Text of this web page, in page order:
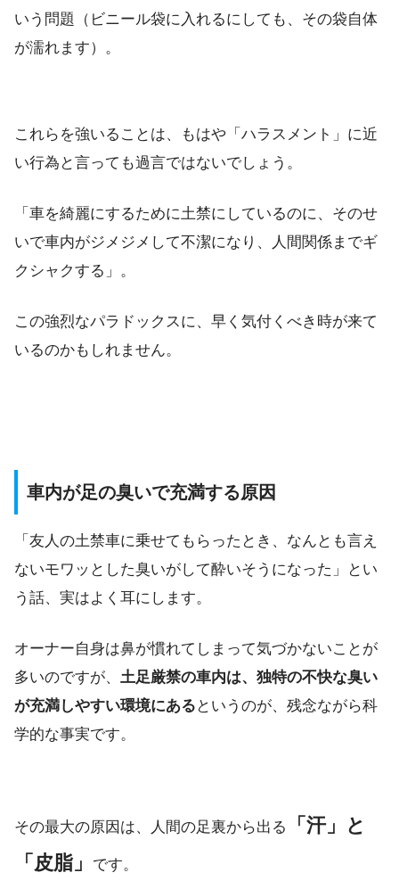
いう問題（ビニール袋に入れるにしても、その袋自体
が濡れます）。
これらを強いることは、もはや「ハラスメント」に近
い行為と言っても過言ではないでしょう。
「車を綺麗にするために土禁にしているのに、そのせ
いで車内がジメジメして不潔になり、人間関係までギ
クシャクする」。
この強烈なパラドックスに、早く気付くべき時が来て
いるのかもしれません。
車内が足の臭いで充満する原因
「友人の土禁車に乗せてもらったとき、なんとも言え
ないモワッとした臭いがして酔いそうになった」とい
う話、実はよく耳にします。
オーナー自身は鼻が慣れてしまって気づかないことが
多いのですが、 土足厳禁の車内は、独特の不快な臭い
が充満しやすい環境にある というのが、残念ながら科
学的な事実です。
その最大の原因は、人間の足裏から出る
「汗」と
「皮脂」
です。